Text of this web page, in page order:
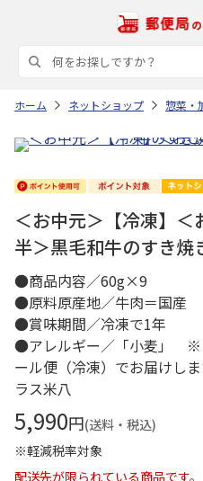
ホーム ネットショップ 惣菜・
＜お中元＞【冷凍】
半＞黒毛和牛のすき焼
●商品内容／60g×9
●原料原産地／牛肉＝国産
●賞味期間／冷凍で1年
●アレルギー／「小麦」 ※
ール便（冷凍）でお届けし
ラス米八
5,990円(送料・税込)
※軽減税率対象
配送先が限られている商品です。